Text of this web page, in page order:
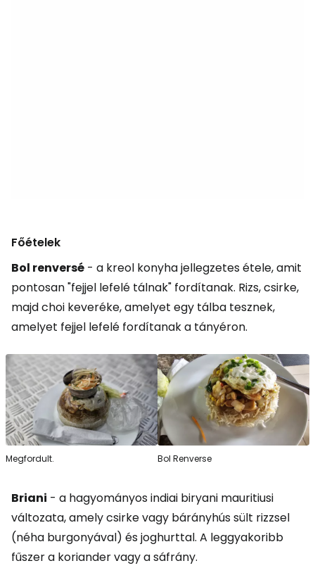
Főételek
Bol renversé - a kreol konyha jellegzetes étele, amit
pontosan "fejjel lefelé tálnak" fordítanak. Rizs, csirke,
majd choi keveréke, amelyet egy tálba tesznek,
amelyet fejjel lefelé fordítanak a tányéron.
Megfordult. Bol Renverse
Briani - a hagyományos indiai biryani mauritiusi
változata, amely csirke vagy bárányhús sült rizzsel
(néha burgonyával) és joghurttal. A leggyakoribb
fűszer a koriander vagy a sáfrány.